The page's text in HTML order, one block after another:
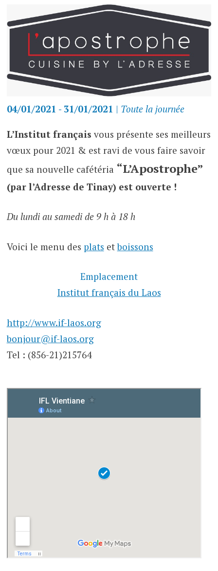
04/01/2021 - 31/01/2021 | Toute la journée
L’Institut français vous présente ses meilleurs
vœux pour 2021 & est ravi de vous faire savoir
que sa nouvelle cafétéria “L’Apostrophe”
(par l’Adresse de Tinay) est ouverte !
Du lundi au samedi de 9 h à 18 h
Voici le menu des plats etboissons
Emplacement
Institut français du Laos
http://www.if-laos.org
bonjour@if-laos.org
Tel : (856-21)215764